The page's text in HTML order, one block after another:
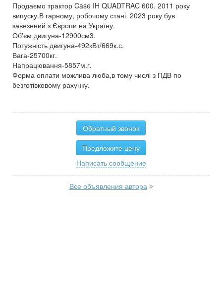
Продаємо трактор Case IH QUADTRAC 600. 2011 року
випуску.В гарному, робочому стані. 2023 року був
завезений з Європи на Україну.
Об'єм двигуна-12900см3.
Потужність двигуна-492кВт/669к.с.
Вага-25700кг.
Напрацювання-5857м.г.
Форма оплати можлива люба,в тому числі з ПДВ по
безготівковому рахунку.
Обратный звонок
Предложите цену
Написать сообщение
Все объявления автора